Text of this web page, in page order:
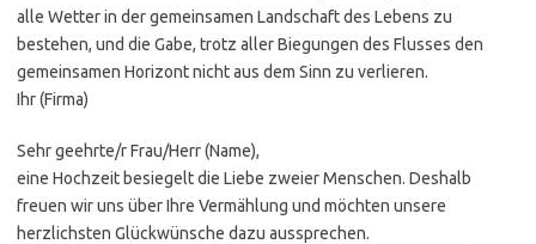
alle Wetter in der gemeinsamen Landschaft des Lebens zu
bestehen, und die Gabe, trotz aller Biegungen des Flusses den
gemeinsamen Horizont nicht aus dem Sinn zu verlieren.
Ihr (Firma)
Sehr geehrte/r Frau/Herr (Name),
eine Hochzeit besiegelt die Liebe zweier Menschen. Deshalb
freuen wir uns über Ihre Vermählung und möchten unsere
herzlichsten Glückwünsche dazu aussprechen.